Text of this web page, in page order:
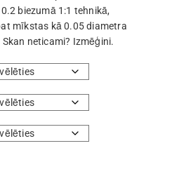
biezumā 1:1 tehnikā,
mīkstas kā 0.05 diametra
neticami? Izmēģini.